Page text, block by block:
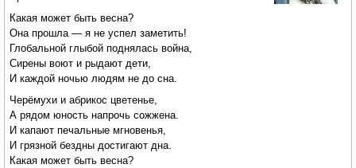
Какая может быть весна?
Она прошла — я не успел заметить!
Глобальной глыбой поднялась война,
Сирены воют и рыдают дети,
И каждой ночью людям не до сна.
Черёмухи и абрикос цветенье,
А рядом юность напрочь сожжена.
И капают печальные мгновенья,
И грязной бездны достигают дна.
Какая может быть весна?